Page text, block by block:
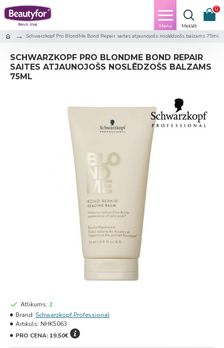
0
Schwarzkopf Pro BlondMe Bond Repair saites atjaunojošs noslēdzošs balzams 75ml
SCHWARZKOPF PRO BLONDME BOND REPAIR
SAITES ATJAUNOJOŠS NOSLĒDZOŠS BALZAMS
75ML
Atlikums: 2
Brand: Schwarzkopf Professional
Artikuls: NHK5063
PRO CENA: 19,50€